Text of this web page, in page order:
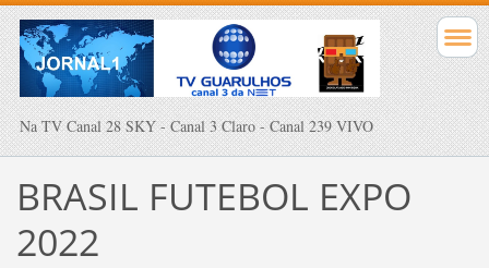
Na TV Canal 28 SKY - Canal 3 Claro - Canal 239 VIVO
BRASIL FUTEBOL EXPO
2022